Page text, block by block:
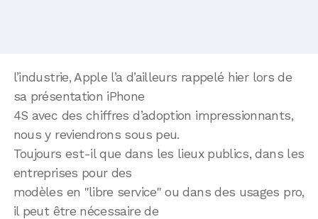
l’industrie, Apple l’a d’ailleurs rappelé hier lors de
sa présentation iPhone
4S avec des chiffres d’adoption impressionnants,
nous y reviendrons sous peu.
Toujours est-il que dans les lieux publics, dans les
entreprises pour des
modèles en "libre service" ou dans des usages pro,
il peut être nécessaire de